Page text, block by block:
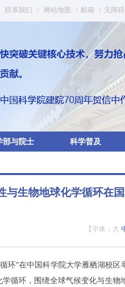
联系我们 / 网站地图 / 邮箱 / 无障碍
部与院士 科学普及
生物地球化学循环在
【字体： 大
”在中国科学院大学雁栖湖校区
循环，围绕全球气候变化与生